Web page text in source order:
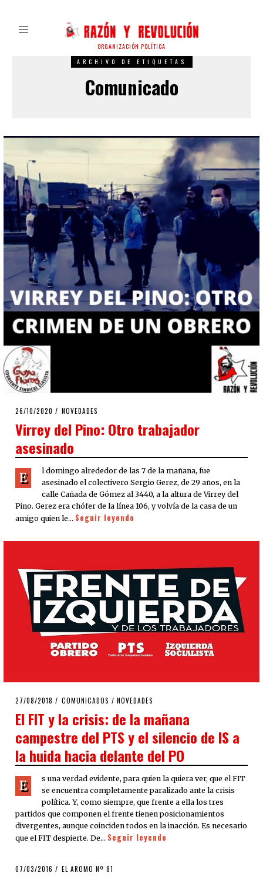
ORGANIZACIÓN POLÍTICA
ARCHIVO DE ETIQUETAS
Comunicado
POSTED
26/10/2020 26/10/2020
NOVEDADES
Virrey del Pino: Otro trabajador
asesinado
E
l domingo alrededor de las 7 de la mañana, fue
asesinado el colectivero Sergio Gerez, de 29 años, en la
calle Cañada de Gómez al 3440, a la altura de Virrey del
Pino. Gerez era chófer de la línea 106, y volvía de la casa de un
amigo quien le… Seguir leyendo
POSTED
27/08/2018 27/08/2018
COMUNICADOS / NOVEDADES
El FIT y la crisis: de la mañana
campestre del PTS y el silencio de IS a
la huida hacia delante del PO
E
s una verdad evidente, para quien la quiera ver, que el FIT
se encuentra completamente paralizado ante la crisis
política. Y, como siempre, que frente a ella los tres
partidos que componen el frente tienen posicionamientos
divergentes, aunque coinciden todos en la inacción. Es necesario
que el FIT despierte. De… Seguir leyendo
POSTED
07/03/2016 EL AROMO Nº 81